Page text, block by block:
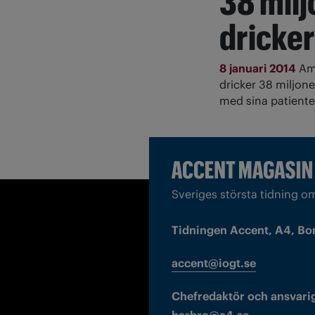
8 januari 2014
dricker 38
med sina
Sveriges största tidning
Tidningen Accent, A4,
accent@iogt.se
Chefredaktör och